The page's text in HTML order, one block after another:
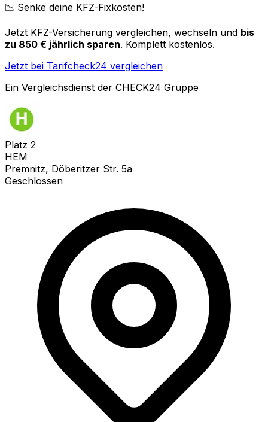
📉 Senke deine KFZ-Fixkosten!
Jetzt KFZ-Versicherung vergleichen, wechseln und bis
zu 850 € jährlich sparen. Komplett kostenlos.
Jetzt bei Tarifcheck24 vergleichen
Ein Vergleichsdienst der CHECK24 Gruppe
Platz 2
HEM
Premnitz, Döberitzer Str. 5a
Geschlossen